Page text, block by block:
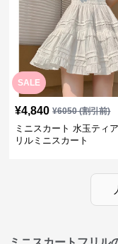
SALE
¥4,840 ¥6050(割引前)
ミニスカート 水玉ティ
リルミニスカート